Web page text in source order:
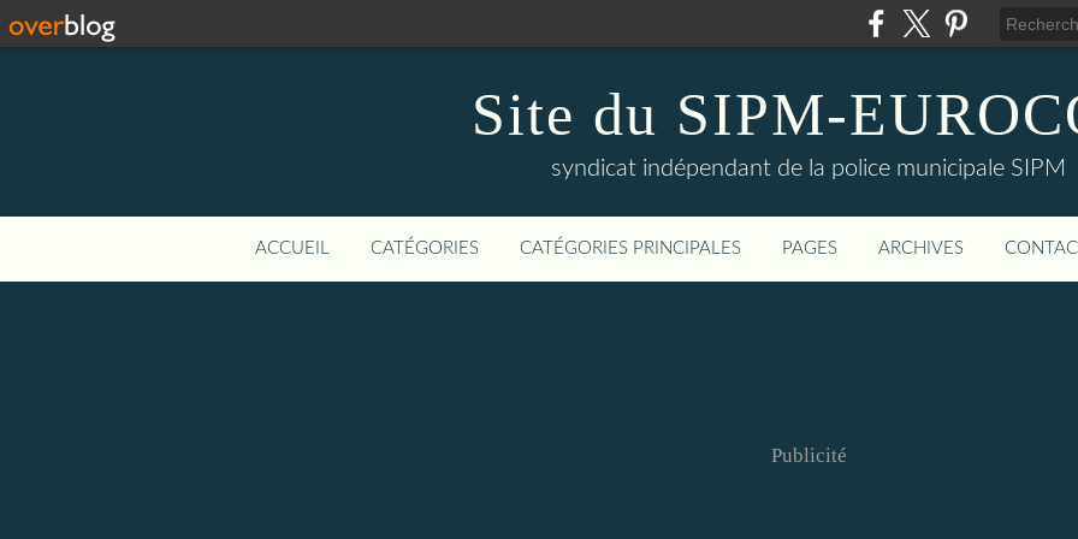
Site du SIPM-
syndicat indépendant de la police municipale SIPM
ACCUEIL CATÉGORIES CATÉGORIES PRINCIPALES PAGES ARCHIVES
Publicité